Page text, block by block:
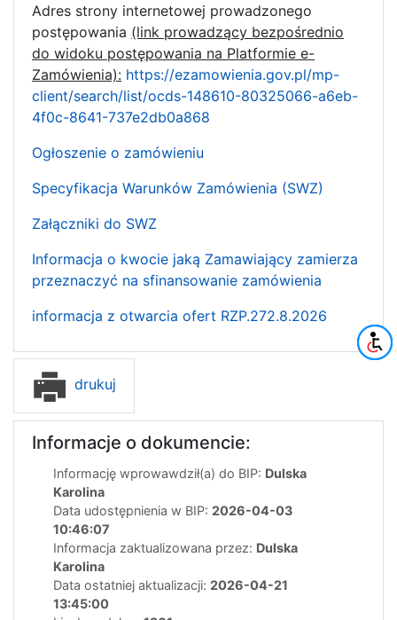
Adres strony internetowej prowadzonego
postępowania (link prowadzący bezpośrednio
do widoku postępowania na Platformie e-
Zamówienia): https://ezamowienia.gov.pl/mp-
client/search/list/ocds-148610-80325066-a6eb-
4f0c-8641-737e2db0a868
Ogłoszenie o zamówieniu
Specyfikacja Warunków Zamówienia (SWZ)
Załączniki do SWZ
Informacja o kwocie jaką Zamawiający zamierza
przeznaczyć na sfinansowanie zamówienia
informacja z otwarcia ofert RZP.272.8.2026
drukuj
Informacje o dokumencie:
Informację wprowawdził(a) do BIP: Dulska
Karolina
Data udostępnienia w BIP: 2026-04-03
10:46:07
Informacja zaktualizowana przez: Dulska
Karolina
Data ostatniej aktualizacji: 2026-04-21
13:45:00